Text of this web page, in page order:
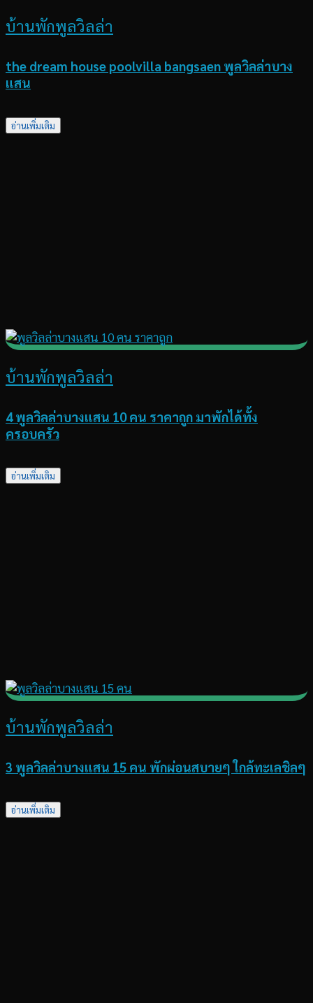
บ้านพักพูลวิลล่า
the dream house poolvilla bangsaen พูลวิลล่าบาง
แสน
อ่านเพิ่มเติม
บ้านพักพูลวิลล่า
4 พูลวิลล่าบางแสน 10 คน ราคาถูก มาพักได้ทั้ง
ครอบครัว
อ่านเพิ่มเติม
บ้านพักพูลวิลล่า
3 พูลวิลล่าบางแสน 15 คน พักผ่อนสบายๆ ใกล้ทะเลชิลๆ
อ่านเพิ่มเติม